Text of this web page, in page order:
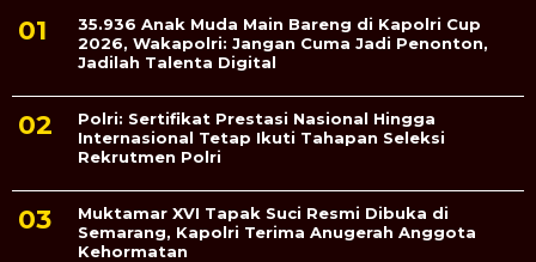
35.936 Anak Muda Main Bareng di Kapolri Cup
2026, Wakapolri: Jangan Cuma Jadi Penonton,
Jadilah Talenta Digital
Polri: Sertifikat Prestasi Nasional Hingga
Internasional Tetap Ikuti Tahapan Seleksi
Rekrutmen Polri
Muktamar XVI Tapak Suci Resmi Dibuka di
Semarang, Kapolri Terima Anugerah Anggota
Kehormatan